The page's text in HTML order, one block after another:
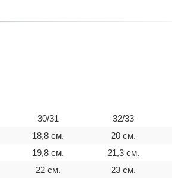
30/31 32/33
18,8 см. 20 см.
19,8 см. 21,3 см.
22 см. 23 см.